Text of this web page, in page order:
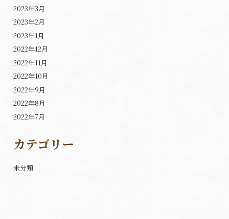
2023年3月
2023年2月
2023年1月
2022年12月
2022年11月
2022年10月
2022年9月
2022年8月
2022年7月
カテゴリー
未分類